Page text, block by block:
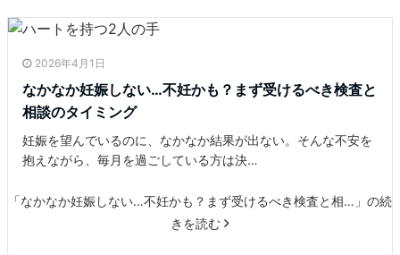
2026年4月1日
なかなか妊娠しない…不妊かも？まず受けるべき検査と
相談のタイミング
妊娠を望んでいるのに、なかなか結果が出ない。そんな不安を
抱えながら、毎月を過ごしている方は決…
「なかなか妊娠しない…不妊かも？まず受けるべき検査と相…」の続
きを読む